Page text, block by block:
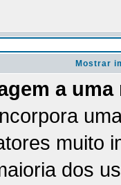
Mostrar
a uma
muito
dos